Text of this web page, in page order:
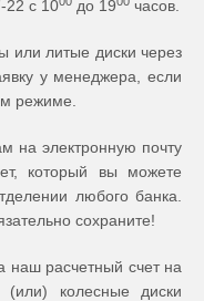
22 с 10
до 19 часов.
или литые диски через
у менеджера, если
режиме.
на электронную почту
который вы можете
любого банка.
сохраните!
наш расчетный счет на
колесные диски